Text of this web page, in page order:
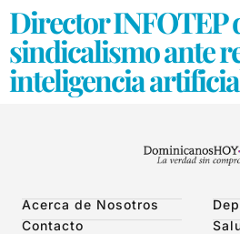
Director INFOTEP
sindicalismo ante
inteligencia
Acerca de Nosotros
Contacto